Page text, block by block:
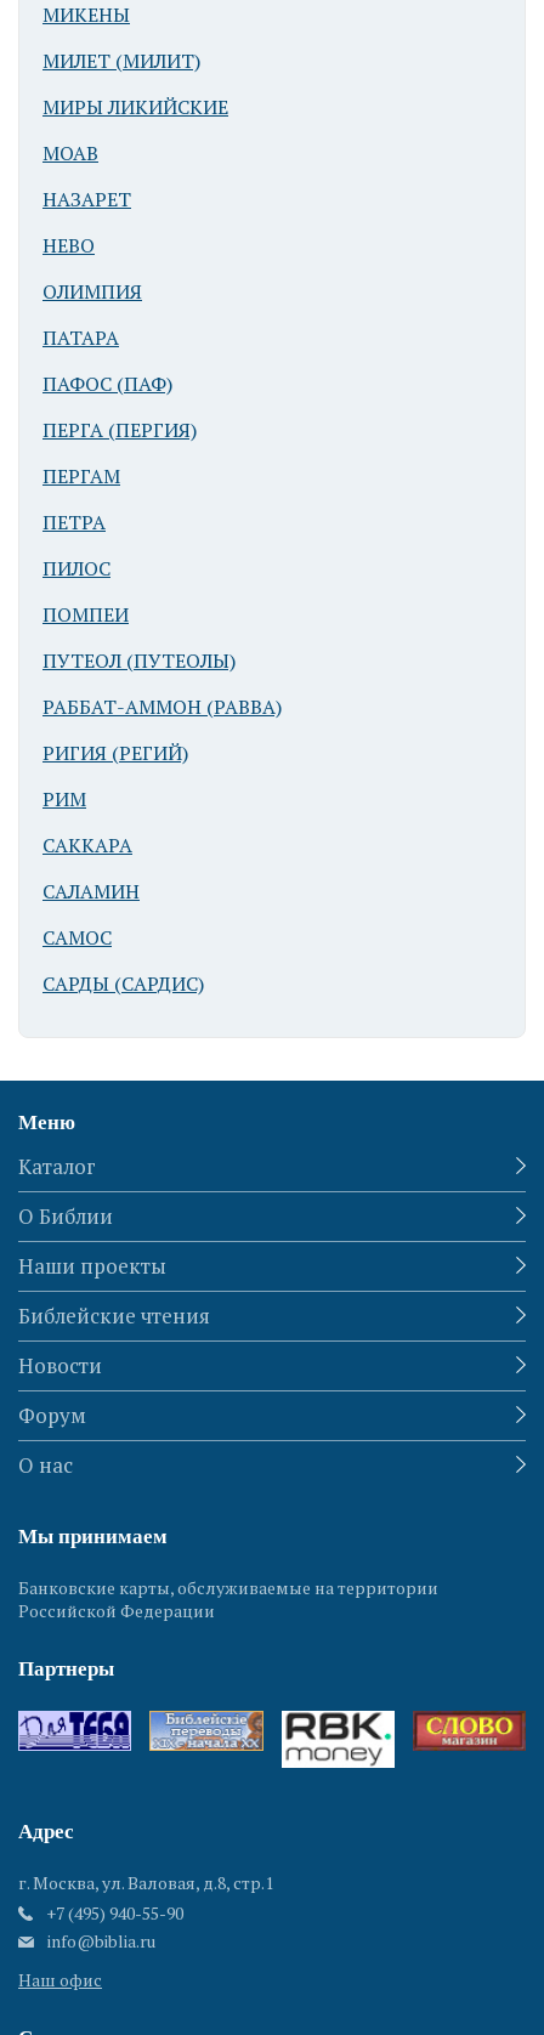
МИКЕНЫ
МИЛЕТ (МИЛИТ)
МИРЫ ЛИКИЙСКИЕ
МОАВ
НАЗАРЕТ
НЕВО
ОЛИМПИЯ
ПАТАРА
ПАФОС (ПАФ)
ПЕРГА (ПЕРГИЯ)
ПЕРГАМ
ПЕТРА
ПИЛОС
ПОМПЕИ
ПУТЕОЛ (ПУТЕОЛЫ)
РАББАТ-АММОН (РАВВА)
РИГИЯ (РЕГИЙ)
РИМ
САККАРА
САЛАМИН
САМОС
САРДЫ (САРДИС)
Меню
Каталог
О Библии
Наши проекты
Библейские чтения
Новости
Форум
О нас
Мы принимаем
Банковские карты, обслуживаемые на территории
Российской Федерации
Партнеры
Адрес
г. Москва, ул. Валовая, д.8, стр.1
+7 (495) 940-55-90
info@biblia.ru
Наш офис